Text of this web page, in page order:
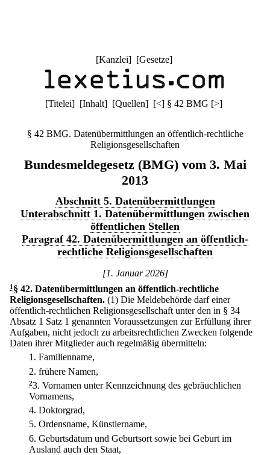
[Kanzlei] [Gesetze]
[Titelei] [Inhalt] [Quellen] [<] § 42 BMG [>]
§ 42 BMG. Datenübermittlungen an öffentlich-rechtliche
Religionsgesellschaften
Bundesmeldegesetz (BMG) vom 3. Mai
2013
Abschnitt 5. Datenübermittlungen
Unterabschnitt 1. Datenübermittlungen zwischen
öffentlichen Stellen
Paragraf 42. Datenübermittlungen an öffentlich-
rechtliche Religionsgesellschaften
[1. Januar 2026]
1 § 42. Datenübermittlungen an öffentlich-rechtliche
Religionsgesellschaften. (1) Die Meldebehörde darf einer
öffentlich-rechtlichen Religionsgesellschaft unter den in § 34
Absatz 1 Satz 1 genannten Voraussetzungen zur Erfüllung ihrer
Aufgaben, nicht jedoch zu arbeitsrechtlichen Zwecken folgende
Daten ihrer Mitglieder auch regelmäßig übermitteln:
1. Familienname,
2. frühere Namen,
23. Vornamen unter Kennzeichnung des gebräuchlichen
Vornamens,
4. Doktorgrad,
5. Ordensname, Künstlername,
6. Geburtsdatum und Geburtsort sowie bei Geburt im
Ausland auch den Staat,